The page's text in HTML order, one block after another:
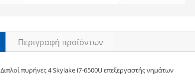
Περιγραφή προϊόντων
Διπλοί πυρήνες 4 Skylake i7-6500U επεξεργαστής νημάτων